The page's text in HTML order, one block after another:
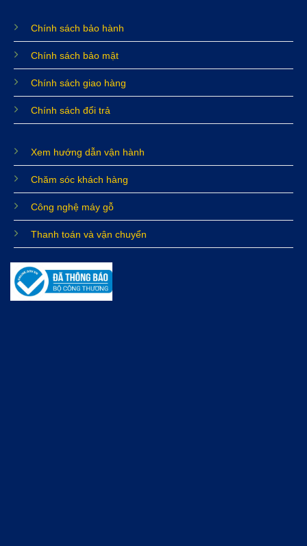
Chính sách bảo hành
Chính sách bảo mật
Chính sách giao hàng
Chính sách đổi trả
Xem hướng dẫn vận hành
Chăm sóc khách hàng
Công nghệ máy gỗ
Thanh toán và vận chuyển